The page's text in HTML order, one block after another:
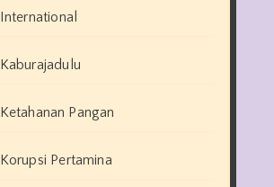
International
Kaburajadulu
Ketahanan Pangan
Korupsi Pertamina